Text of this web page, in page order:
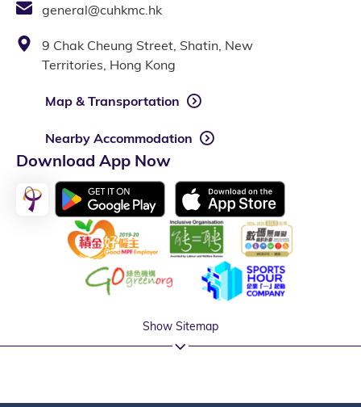
general@cuhkmc.hk
9 Chak Cheung Street, Shatin, New
Territories, Hong Kong
Map & Transportation
Nearby Accommodation
Download App Now
Show Sitemap